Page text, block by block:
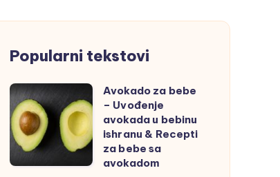
Popularni tekstovi
Avokado
za
bebe
Uvođenje
Avokado za bebe
– Uvođenje
avokada u bebinu
ishranu & Recepti
za bebe sa
avokadom